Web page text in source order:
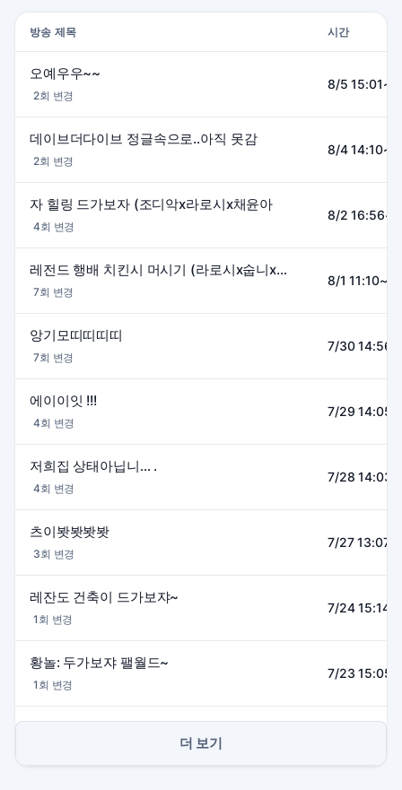
방송 제목 시간
오예우우~~
2회 변경
8/5
데이브더다이브 정글속으로..아직 못감
2회 변경
8/4
자 힐링 드가보자 (조디악x라로시x채윤아
4회 변경
8/2
레전드 행배 치킨시 머시기 (라로시x숩니x깡담비
7회 변경
8/1
앙기모띠띠띠띠
7회 변경
7/30
에이이잇 !!!
4회 변경
7/29
저희집 상태아닙니... .
4회 변경
7/28
츠이봣봣봣봣
3회 변경
7/27
레잔도 건축이 드가보쟈~
1회 변경
7/24
황놀: 두가보쟈 팰월드~
1회 변경
7/23
더 보기